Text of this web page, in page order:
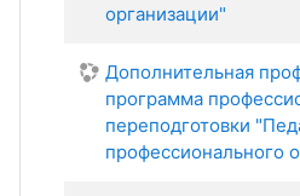
организации"
Дополнительная
программа
переподготовки
профессионального